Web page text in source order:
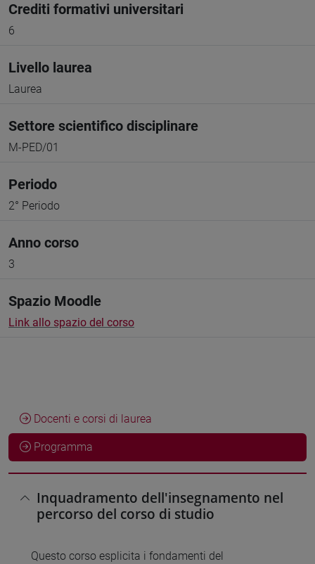
Crediti formativi universitari
6
Livello laurea
Laurea
Settore scientifico disciplinare
M-PED/01
Periodo
2° Periodo
Anno corso
3
Spazio Moodle
Link allo spazio del corso
Docenti e corsi di laurea
Programma
Inquadramento dell'insegnamento nel
percorso del corso di studio
Questo corso esplicita i fondamenti del